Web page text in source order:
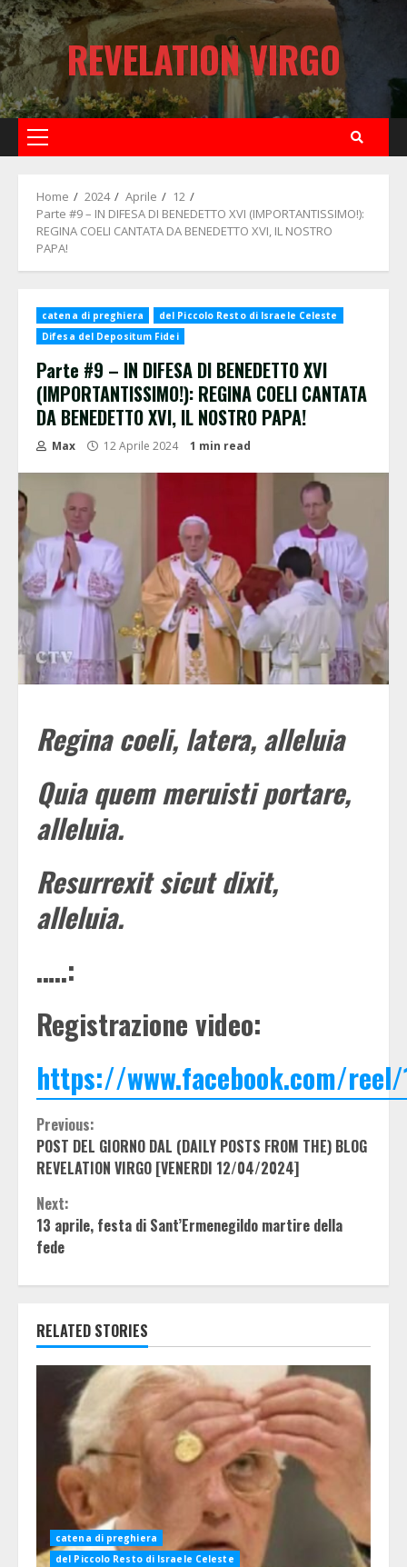
Skip
to
content
REVELATION VIRGO
Primary
Home 2024 Aprile
12
Parte #9 – IN DIFESA DI BENEDETTO XVI (IMPORTANTISSIMO!):
REGINA COELI CANTATA DA BENEDETTO XVI, IL NOSTRO
PAPA!
catena di preghiera
del Piccolo Resto di Israele Celeste
Difesa del Depositum Fidei
Parte #9 – IN DIFESA DI BENEDETTO XVI
(IMPORTANTISSIMO!): REGINA COELI CANTATA
DA BENEDETTO XVI, IL NOSTRO PAPA!
Max 12 Aprile 2024 1 min read
Regina coeli, latera, alleluia
Quia quem meruisti portare,
alleluia.
Resurrexit sicut dixit,
alleluia.
…..:
Registrazione video:
https://www.facebook.com/reel/
Continue
Reading
Previous:
POST DEL GIORNO DAL (DAILY POSTS FROM THE) BLOG
REVELATION VIRGO [VENERDI 12/04/2024]
Next:
13 aprile, festa di Sant’Ermenegildo martire della
fede
RELATED STORIES
catena di preghiera
del Piccolo Resto di Israele Celeste